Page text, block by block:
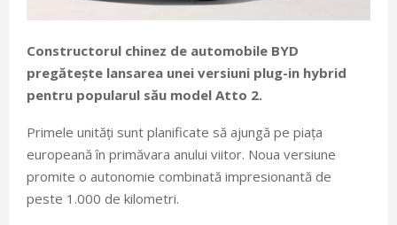
Constructorul chinez de automobile BYD
pregătește lansarea unei versiuni plug-in hybrid
pentru popularul său model Atto 2.
Primele unități sunt planificate să ajungă pe piața
europeană în primăvara anului viitor. Noua versiune
promite o autonomie combinată impresionantă de
peste 1.000 de kilometri.